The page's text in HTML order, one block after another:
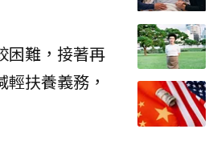
困難，接著再
扶養義務，